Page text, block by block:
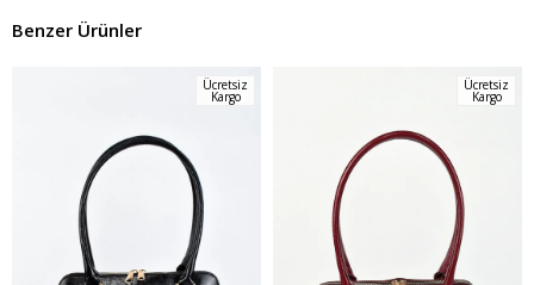
Benzer Ürünler
Ücretsiz
Kargo
Ücretsiz
Kargo